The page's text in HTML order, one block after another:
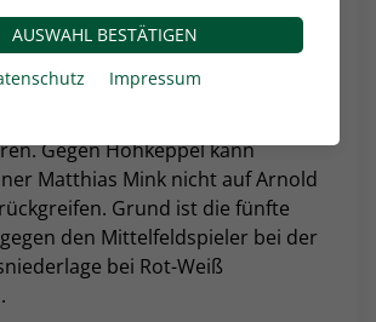
14 Uhr, im mittelrheinischen
Partien haben die Gastgeber nicht
Gegen Hohkeppel kann
Matthias Mink nicht auf Arnold
Grund ist die fünfte
den Mittelfeldspieler bei der
bei Rot-Weiß
AUSWAHL BESTÄTIGEN
Impressum